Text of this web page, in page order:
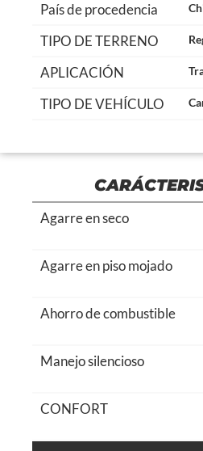
País de procedencia
TIPO DE TERRENO
APLICACIÓN
TIPO DE VEHÍCULO
Agarre en seco
Agarre en piso mojado
Ahorro de combustible
Manejo silencioso
CONFORT